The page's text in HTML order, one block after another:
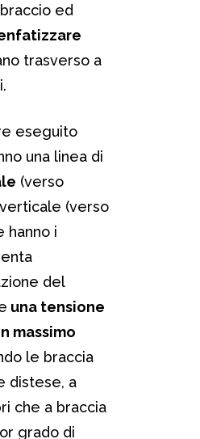
ed
trasverso a
eseguito
una linea di
(verso
(verso
hanno i
del
una tensione
massimo
le braccia
distese, a
che a braccia
grado di